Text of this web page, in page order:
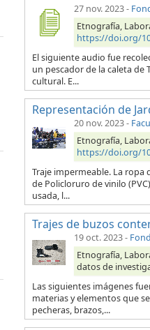
27 nov. 2023-
Etnografía,
https://doi.org/
El siguiente audio fue
un pescador de la caleta de
cultural. E...
Representación de
20 nov. 2023-
Etnografía,
https://doi.org/
Traje impermeable. La ropa
de Policloruro de vinilo
usada, l...
Trajes de buzos
19 oct. 2023-
Etnografía,
datos de
Las siguientes imágenes
materias y elementos que
pecheras, brazos,...